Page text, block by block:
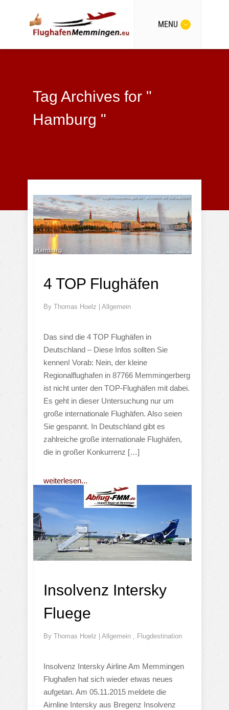
MENU
Tag Archives for "
Hamburg "
4 TOP Flughäfen
By Thomas Hoelz Allgemein
Das sind die 4 TOP Flughäfen in
Deutschland – Diese Infos sollten Sie
kennen! Vorab: Nein, der kleine
Regionalflughafen in 87766 Memmingerberg
ist nicht unter den TOP-Flughäfen mit dabei.
Es geht in dieser Untersuchung nur um
große internationale Flughäfen. Also seien
Sie gespannt. In Deutschland gibt es
zahlreiche große internationale Flughäfen,
die in großer Konkurrenz […]
weiterlesen...
Insolvenz Intersky
Fluege
By Thomas Hoelz Allgemein , Flugdestination
Insolvenz Intersky Airline Am Memmingen
Flughafen hat sich wieder etwas neues
aufgetan. Am 05.11.2015 meldete die
Airnline Intersky aus Bregenz Insolvenz